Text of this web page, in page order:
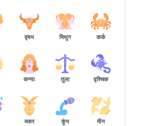
वृषभ मिथुन कर्क
कन्या तुला वृश्चिक
मकर कुंभ मीन